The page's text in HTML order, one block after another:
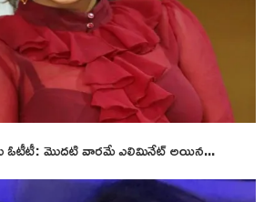
ఓటీటీ: మొదటి వారమే ఎలిమినేట్ అయిన...